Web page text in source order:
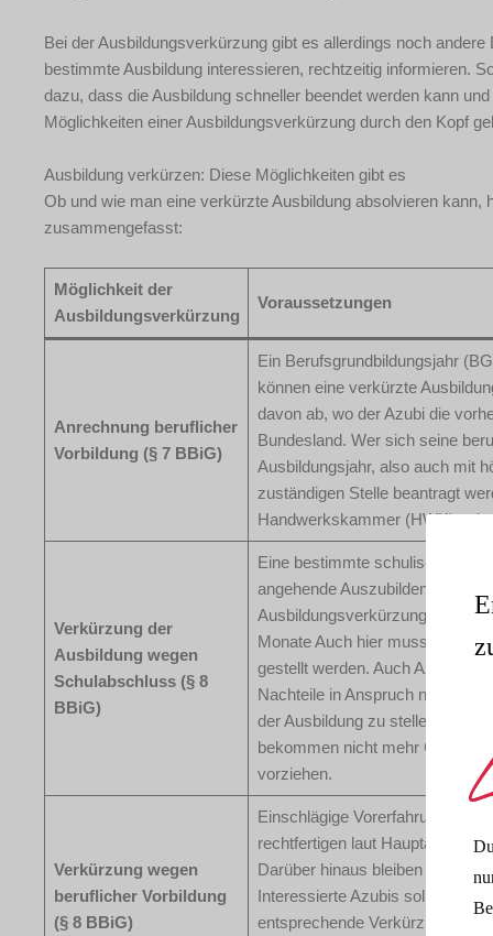
Bei der Ausbildungsverkürzung gibt es allerdings noch
bestimmte Ausbildung interessieren, rechtzeitig informieren.
dazu, dass die Ausbildung schneller beendet werden kann
Möglichkeiten einer Ausbildungsverkürzung durch den Kopf
Ausbildung verkürzen: Diese Möglichkeiten gibt es
Ob und wie man eine verkürzte Ausbildung absolvieren
zusammengefasst:
Möglichkeit der
Ausbildungsverkürzung
Voraussetzungen
Anrechnung beruflicher
Vorbildung (§ 7 BBiG)
Ein Berufsgrundbildungsjahr
können eine verkürzte
davon ab, wo der Azubi die
Bundesland. Wer sich seine
Ausbildungsjahr, also auch mit
zuständigen Stelle beantragt
Handwerkskammer (HWK) sein.
Verkürzung der
Ausbildung wegen
Schulabschluss (§ 8
BBiG)
Eine bestimmte schulische
angehende Auszubildende
Ausbildungsverkürzungen
Monate Auch hier muss der
gestellt werden. Auch Azubis,
Nachteile in Anspruch nehmen.
der Ausbildung zu stellen.
bekommen nicht mehr Geld.
vorziehen.
Verkürzung wegen
beruflicher Vorbildung
(§ 8 BBiG)
Einschlägige Vorerfahrung im
rechtfertigen laut
Darüber hinaus bleiben die
Interessierte Azubis soll sich
entsprechende Verkürzung